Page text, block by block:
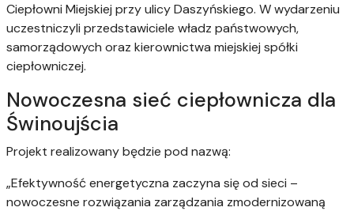
Ciepłowni Miejskiej przy ulicy Daszyńskiego. W wydarzeniu
uczestniczyli przedstawiciele władz państwowych,
samorządowych oraz kierownictwa miejskiej spółki
ciepłowniczej.
Nowoczesna sieć ciepłownicza dla
Świnoujścia
Projekt realizowany będzie pod nazwą:
„Efektywność energetyczna zaczyna się od sieci –
nowoczesne rozwiązania zarządzania zmodernizowaną